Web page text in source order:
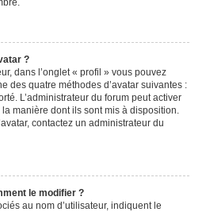
?
dans l’onglet « profil » vous pouvez
des quatre méthodes d’avatar suivantes :
L’administrateur du forum peut activer
manière dont ils sont mis à disposition.
contactez un administrateur du
le modifier ?
au nom d’utilisateur, indiquent le